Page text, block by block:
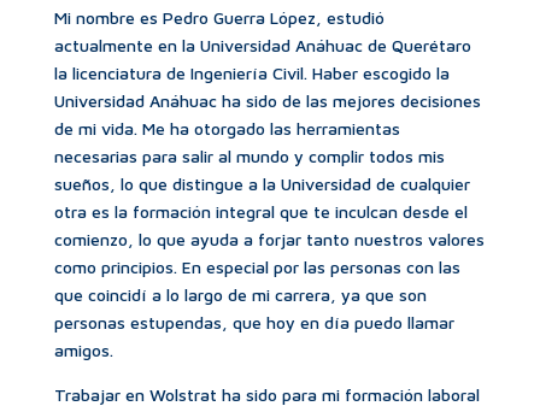
Mi nombre es Pedro Guerra López, estudió
actualmente en la Universidad Anáhuac de Querétaro
la licenciatura de Ingeniería Civil. Haber escogido la
Universidad Anáhuac ha sido de las mejores decisiones
de mi vida. Me ha otorgado las herramientas
necesarias para salir al mundo y complir todos mis
sueños, lo que distingue a la Universidad de cualquier
otra es la formación integral que te inculcan desde el
comienzo, lo que ayuda a forjar tanto nuestros valores
como principios. En especial por las personas con las
que coincidí a lo largo de mi carrera, ya que son
personas estupendas, que hoy en día puedo llamar
amigos.
Trabajar en Wolstrat ha sido para mi formación laboral